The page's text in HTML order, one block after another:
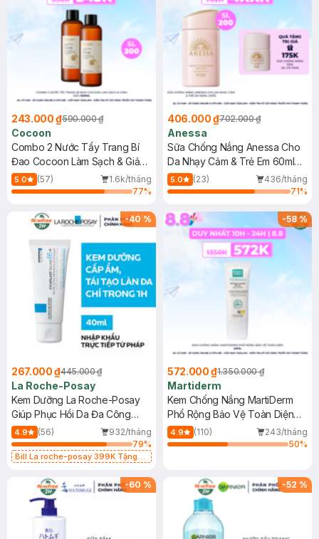
243.000 ₫590.000 ₫
Cocoon
Combo 2 Nước Tẩy Trang Bí
Đao Cocoon Làm Sạch & Giảm
Dầu 500ml
5.0 (57)
1.6k/tháng
77%
406.000 ₫702.000 ₫
Anessa
Sữa Chống Nắng Anessa Cho
Da Nhạy Cảm & Trẻ Em 60ml
(Mới)
5.0 (23)
436/tháng
71%
-40 %
267.000 ₫445.000 ₫
La Roche-Posay
Kem Dưỡng La Roche-Posay
Giúp Phục Hồi Da Đa Công
Dụng 40ml
4.9 (56)
932/tháng
79%
Bill La roche-posay 399K Tặng
(SL có hạn)
-58%
572.000 ₫1.350.000 ₫
Martiderm
Kem Chống Nắng MartiDerm
Phổ Rộng Bảo Vệ Toàn Diện
40ml
4.9 (110)
243/tháng
50%
-60 % -52 %